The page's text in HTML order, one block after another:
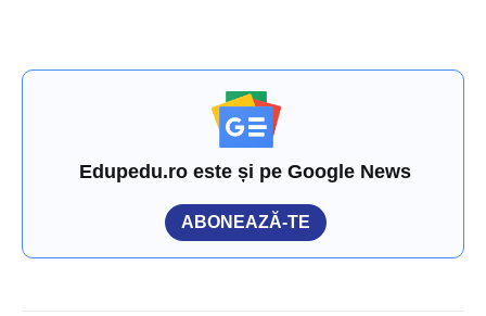
Edupedu.ro este și pe Google News
ABONEAZĂ-TE